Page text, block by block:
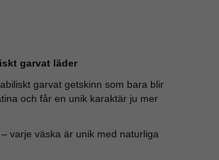
garvat läder
garvat getskinn som bara blir
och får en unik karaktär ju mer
varje väska är unik med naturliga